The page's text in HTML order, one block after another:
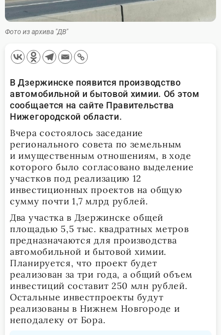
Фото из архива "ДВ"
В Дзержинске появится производство
автомобильной и бытовой химии. Об этом
сообщается на сайте Правительства
Нижегородской области.
Вчера состоялось заседание
регионального совета по земельным
и имущественным отношениям, в ходе
которого было согласовано выделение
участков под реализацию 12
инвестиционных проектов на общую
сумму почти 1,7 млрд рублей.
Два участка в Дзержинске общей
площадью 5,5 тыс. квадратных метров
предназначаются для производства
автомобильной и бытовой химии.
Планируется, что проект будет
реализован за три года, а общий объем
инвестиций составит 250 млн рублей.
Остальные инвестпроекты будут
реализованы в Нижнем Новгороде и
неподалеку от Бора.